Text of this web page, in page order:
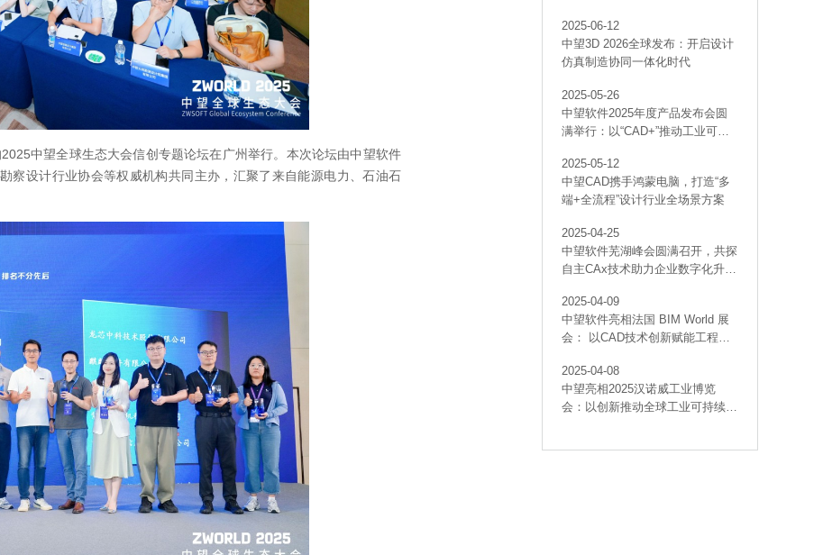
中望全球生态大会信创专题论坛在广州举行。本次论坛由中望软件
察设计行业协会等权威机构共同主办，汇聚了来自能源电力、石油石
2025-06-12
中望3D 2026全球发布：开启设计
仿真制造协同一体化时代
2025-05-26
中望软件2025年度产品发布会圆
满举行：以“CAD+”推动工业可持
2025-05-12
中望CAD携手鸿蒙电脑，打造“多
端+全流程”设计行业全场景方案
2025-04-25
中望软件芜湖峰会圆满召开，共探
自主CAx技术助力企业数字化升级
2025-04-09
中望软件亮相法国 BIM World 展
会： 以CAD技术创新赋能工程建
2025-04-08
中望亮相2025汉诺威工业博览
会：以创新推动全球工业可持续发